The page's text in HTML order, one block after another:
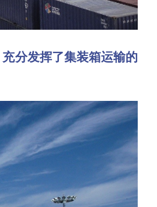
分发挥了集装箱运输的